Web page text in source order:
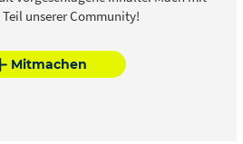
unserer Community!
Mitmachen